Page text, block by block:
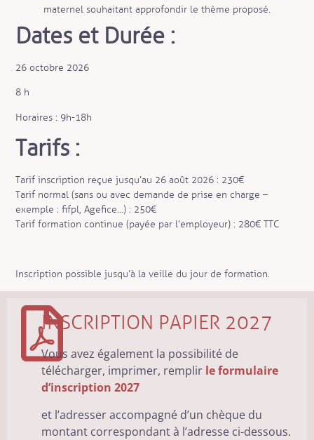
maternel souhaitant approfondir le thème proposé.
Dates et Durée :
26 octobre 2026
8 h
Horaires : 9h-18h
Tarifs :
Tarif inscription reçue jusqu’au 26 août 2026 : 230€
Tarif normal (sans ou avec demande de prise en charge –
exemple : fifpl, Agefice…) : 250€
Tarif formation continue (payée par l’employeur) : 280€ TTC
Inscription possible jusqu’à la veille du jour de formation.
INSCRIPTION PAPIER 2027
Vous avez également la possibilité de
télécharger, imprimer, remplir le formulaire
d’inscription 2027
et l’adresser accompagné d’un chèque du
montant correspondant à l’adresse ci-dessous.